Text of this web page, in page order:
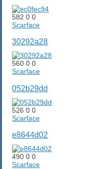
58200
Scarface
30292a28
56000
Scarface
052b29dd
52600
Scarface
e8644d02
49000
Scarface